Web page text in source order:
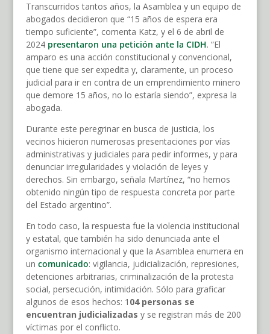
Transcurridos tantos años, la Asamblea y un equipo de
abogados decidieron que “15 años de espera era
tiempo suficiente”, comenta Katz, y el 6 de abril de
2024 presentaron una petición ante la CIDH. “El
amparo es una acción constitucional y convencional,
que tiene que ser expedita y, claramente, un proceso
judicial para ir en contra de un emprendimiento minero
que demore 15 años, no lo estaría siendo”, expresa la
abogada.
Durante este peregrinar en busca de justicia, los
vecinos hicieron numerosas presentaciones por vías
administrativas y judiciales para pedir informes, y para
denunciar irregularidades y violación de leyes y
derechos. Sin embargo, señala Martínez, “no hemos
obtenido ningún tipo de respuesta concreta por parte
del Estado argentino”.
En todo caso, la respuesta fue la violencia institucional
y estatal, que también ha sido denunciada ante el
organismo internacional y que la Asamblea enumera en
un comunicado: vigilancia, judicialización, represiones,
detenciones arbitrarias, criminalización de la protesta
social, persecución, intimidación. Sólo para graficar
algunos de esos hechos: 1 04 personas se
encuentran judicializadas y se registran más de 200
víctimas por el conflicto.